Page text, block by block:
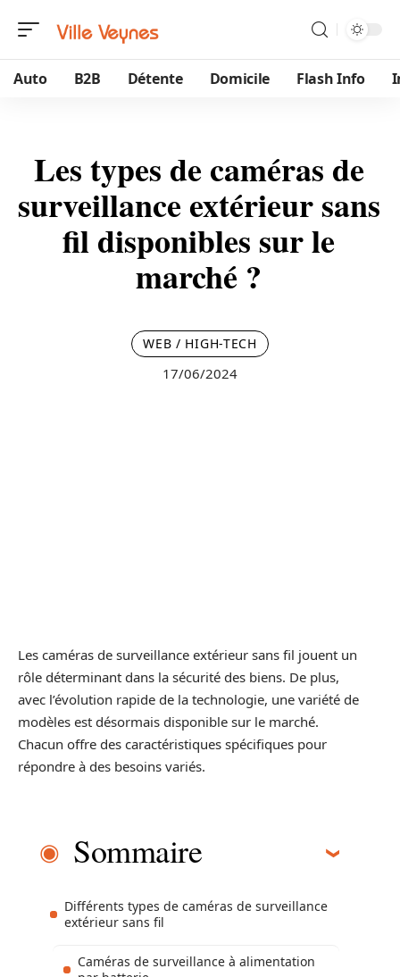
Auto B2B Détente Domicile Flash Info
Les types de caméras de
surveillance extérieur sans
fil disponibles sur le
marché ?
WEB / HIGH-TECH
17/06/2024
Les caméras de surveillance extérieur sans fil jouent un
rôle déterminant dans la sécurité des biens. De plus,
avec l’évolution rapide de la technologie, une variété de
modèles est désormais disponible sur le marché.
Chacun offre des caractéristiques spécifiques pour
répondre à des besoins variés.
Sommaire
Différents types de caméras de surveillance
extérieur sans fil
Caméras de surveillance à alimentation